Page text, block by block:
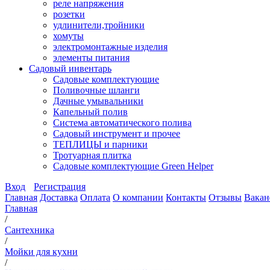
реле напряжения
розетки
удлинители,тройники
хомуты
электромонтажные изделия
элементы питания
Садовый инвентарь
Садовые комплектующие
Поливочные шланги
Дачные умывальники
Капельный полив
Система автоматического полива
Садовый инструмент и прочее
ТЕПЛИЦЫ и парники
Тротуарная плитка
Садовые комплектующие Green Helper
Вход
Регистрация
Главная Доставка Оплата О компании Контакты Отзывы
Главная
/
Сантехника
/
Мойки для кухни
/